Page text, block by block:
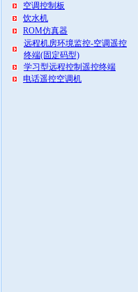
空调控制板
饮水机
ROM仿真器
远程机房环境监控-空调遥控
终端(固定码型)
学习型远程控制遥控终端
电话遥控空调机